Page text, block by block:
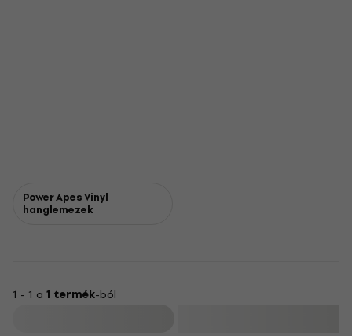
Power Apes Vinyl
hanglemezek
1 - 1 a 1 termék-ból